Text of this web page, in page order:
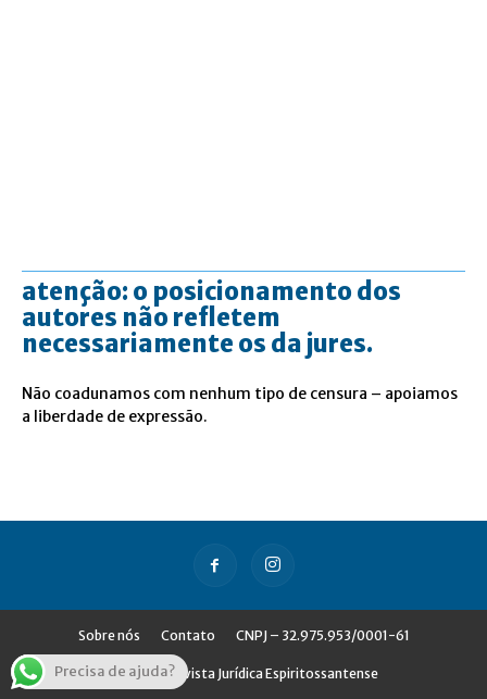
atenção: o posicionamento dos
autores não refletem
necessariamente os da jures.
Não coadunamos com nenhum tipo de censura – apoiamos
a liberdade de expressão.
Sobre nós Contato CNPJ – 32.975.953/0001-61
© Jures - Revista Jurídica Espiritossantense
Precisa de ajuda?